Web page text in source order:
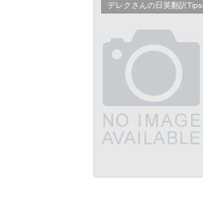
デレクさんの日英翻訳Tips